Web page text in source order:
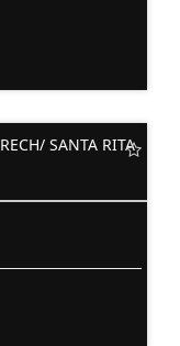
SANTA RITA